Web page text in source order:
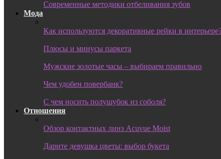
Современные методики отбеливания зубов
Мода
Как используются декоративные рейки в
Плюсы и минусы паркета
Мужские золотые часы – выбираем правильно
Чем удобен повербанк?
С чем носить полушубок из соболя?
Отношения
Обзор контактных линз Acuvue Moist
Дарите девушка цветы: выбор букета